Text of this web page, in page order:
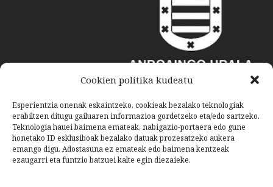
Cookien politika kudeatu
Esperientzia onenak eskaintzeko, cookieak bezalako teknologiak
erabiltzen ditugu gailuaren informazioa gordetzeko eta/edo sartzeko.
Teknologia hauei baimena emateak, nabigazio-portaera edo gune
honetako ID esklusiboak bezalako datuak prozesatzeko aukera
emango digu. Adostasuna ez emateak edo baimena kentzeak
ezaugarri eta funtzio batzuei kalte egin diezaieke.